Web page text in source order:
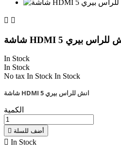
 
In Stock
In Stock
No tax In Stock In Stock
الكمية
 أضف للسلة
 In Stock